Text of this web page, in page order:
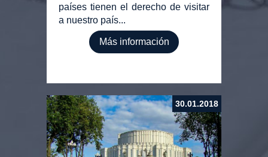
países tienen el derecho de visitar
a nuestro país...
Más información
30.01.2018